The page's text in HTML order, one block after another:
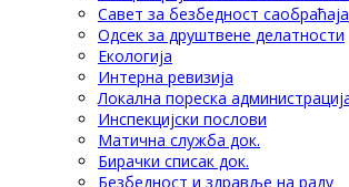
Савет за безбедност саобраћаја
Одсек за друштвене делатности
Eкологија
Интерна ревизија
Локална пореска
Инспекцијски послови
Матична служба док.
Бирачки списак док.
Безбедност и здравље на раду